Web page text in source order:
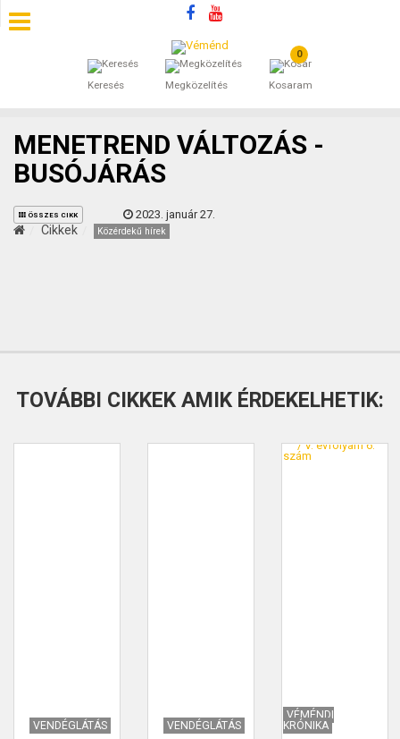
Keresés Megközelítés
0
Kosaram
SZÁLLÁSOK
ÁLTALÁNOS SZERZŐDÉSI FELTÉTELEK
KINCSES BARANYA VÉMÉND
MENETREND VÁLTOZÁS -
BUSÓJÁRÁS
ÖSSZES CIKK 2023. január 27.
Cikkek Közérdekű hírek
TOVÁBBI CIKKEK AMIK ÉRDEKELHETIK:
VENDÉGLÁTÁS VENDÉGLÁTÁS
VÉMÉNDI
KRÓNIKA